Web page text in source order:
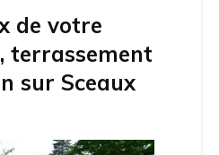
de votre
terrassement
sur Sceaux